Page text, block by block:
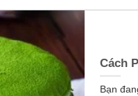
Cách
Bạn